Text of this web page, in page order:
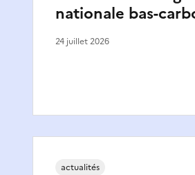
nationale bas-
24 juillet 2026
actualités